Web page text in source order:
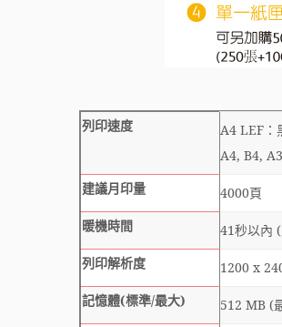
列印速度
A4 LEF：
A4, B4,
建議月印量
4000頁
暖機時間
41秒以內
列印解析度
1200 x
記憶體(標準/最大)
512 MB (